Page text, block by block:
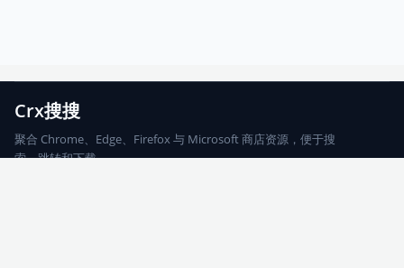
Crx搜搜
聚合 Chrome、Edge、Firefox 与 Microsoft 商店资源，便于搜
索、跳转和下载。